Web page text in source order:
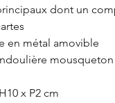
dont un
en métal amovible
mousqueton
x P2 cm